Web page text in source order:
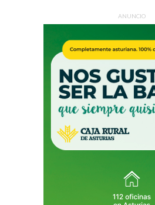
ANUNCIO